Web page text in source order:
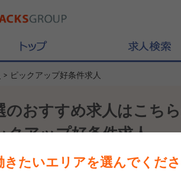
きたいエリアを選んでくだ
> ピックアップ好条件求人
のおすすめ求人はこちら
クアップ好条件求人